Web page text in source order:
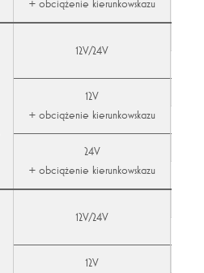
+ obciążenie kierunkowskazu
12V/24V
12V
+ obciążenie kierunkowskazu
24V
+ obciążenie kierunkowskazu
12V/24V
12V